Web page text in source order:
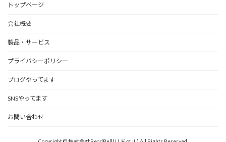
トップページ
会社概要
製品・サービス
プライバシーポリシー
ブログやってます
SNSやってます
お問い合わせ